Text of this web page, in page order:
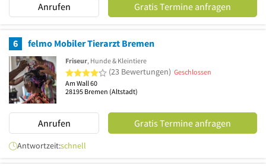
Anrufen Gratis Termine anfragen
6 felmo Mobiler Tierarzt Bremen
Friseur, Hunde & Kleintiere
4 von 5 Sternen
(23 Bewertungen) Geschlossen
Am Wall 60
28195 Bremen (Altstadt)
Anrufen Gratis Termine anfragen
Antwortzeit:schnell